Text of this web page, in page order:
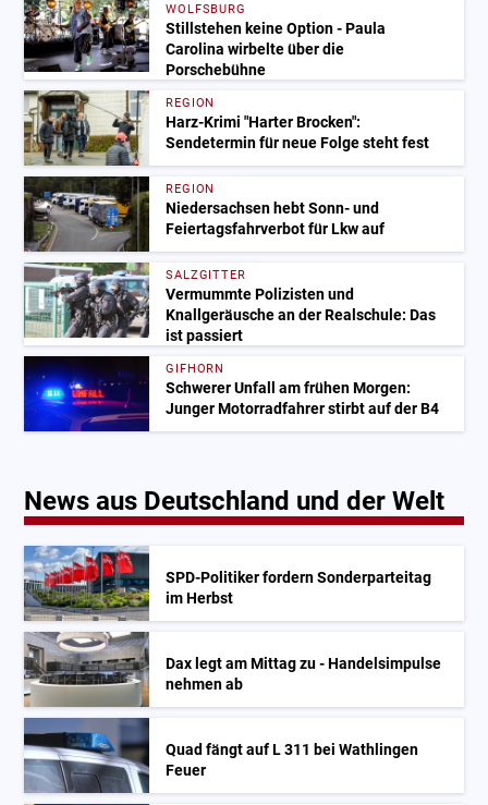
WOLFSBURG
Stillstehen keine Option - Paula
Carolina wirbelte über die
Porschebühne
REGION
Harz-Krimi "Harter Brocken":
Sendetermin für neue Folge steht fest
REGION
Niedersachsen hebt Sonn- und
Feiertagsfahrverbot für Lkw auf
SALZGITTER
Vermummte Polizisten und
Knallgeräusche an der Realschule: Das
ist passiert
GIFHORN
Schwerer Unfall am frühen Morgen:
Junger Motorradfahrer stirbt auf der B4
News aus Deutschland und der Welt
SPD-Politiker fordern Sonderparteitag
im Herbst
Dax legt am Mittag zu - Handelsimpulse
nehmen ab
Quad fängt auf L 311 bei Wathlingen
Feuer